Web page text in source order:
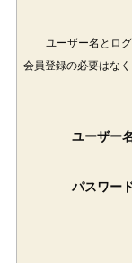
ユーザー名とロ
会員登録の必要はな
ユーザー
パスワー